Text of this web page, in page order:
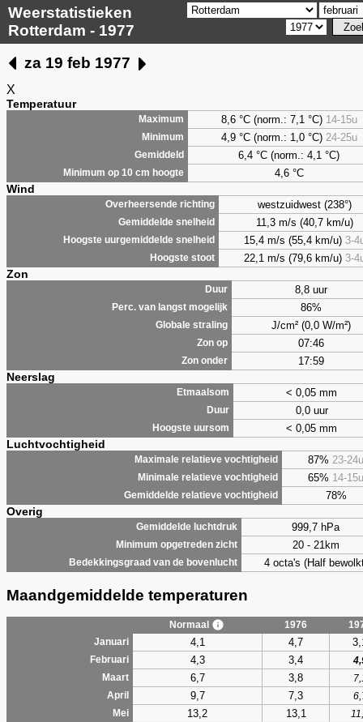
Weerstatistieken
Rotterdam - 1977
za 19 feb 1977
X
Temperatuur
Maximum 8,6 °C (norm.: 7,1 °C) 14-15u
Minimum 4,9 °C (norm.: 1,0 °C) 24-25u
Gemiddeld 6,4 °C (norm.: 4,1 °C)
Minimum op 10 cm hoogte 4,6 °C
Wind
Overheersende richting westzuidwest (238°)
Gemiddelde snelheid 11,3 m/s (40,7 km/u)
Hoogste uurgemiddelde snelheid 15,4 m/s (55,4 km/u) 3-
Hoogste stoot 22,1 m/s (79,6 km/u) 3-
Zon
Duur 8,8 uur
Perc. van langst mogelijk 86%
Globale straling J/cm² (0,0 W/m²)
Zon op 07:46
Zon onder 17:59
Neerslag
Etmaalsom < 0,05 mm
Duur 0,0 uur
Hoogste uursom < 0,05 mm
Luchtvochtigheid
Maximale relatieve vochtigheid 87% 23-24u
Minimale relatieve vochtigheid 65% 14-15u
Gemiddelde relatieve vochtigheid 78%
Overig
Gemiddelde luchtdruk 999,7 hPa
Minimum opgetreden zicht 20 - 21km
Bedekkingsgraad van de bovenlucht 4 octa's (Half
Maandgemiddelde temperaturen
Normaal 1976
Januari
4,1 4,7
Februari 4,3 3,4
Maart
6,7 3,8
April
9,7 7,3
Mei
13,2 13,1